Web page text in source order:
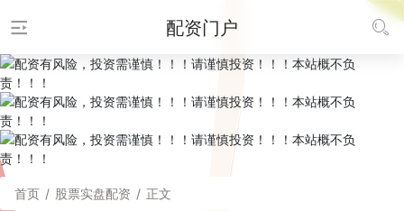
配资门户
首页 / 股票实盘配资 / 正文